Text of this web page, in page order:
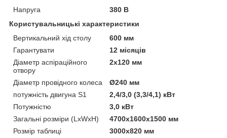
Напруга
380 В
Користувальницькі характеристики
Вертикальний хід столу
600 мм
Гарантувати
12 місяців
Діаметр аспіраційного
отвору
2x120 мм
Діаметр провідного колеса
Ø240 мм
потужність двигуна S1
2,4/3,0 (3,3/4,1) кВт
Потужністю
3,0 кВт
Загальні розміри (LxWxH)
4700x1600x1500 мм
Розмір таблиці
3000x820 мм